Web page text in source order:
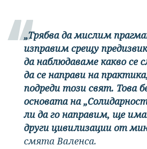
„Трябва да мислим
изправим срещу
да наблюдаваме какво се
да се направи на
подреди този свят. Това
основата на
ли да го направим, ще
други цивилизации от
смята Валенса.